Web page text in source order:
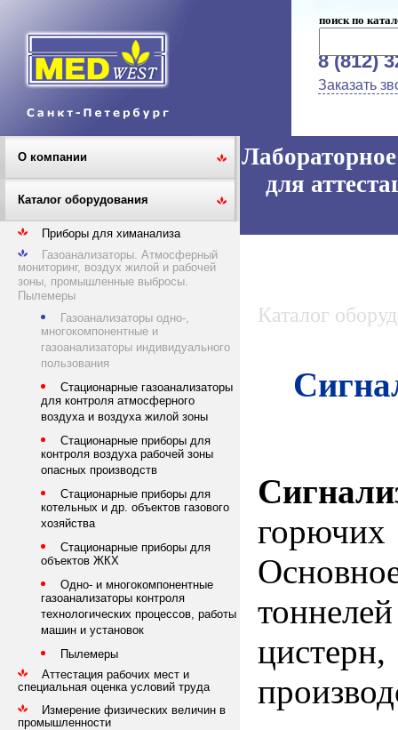
поиск по
8 (812)
Заказать
О компании
Каталог оборудования
Приборы для химанализа
Газоанализаторы. Атмосферный
мониторинг, воздух жилой и рабочей
зоны, промышленные выбросы.
Пылемеры
Газоанализаторы одно-,
многокомпонентные и
газоанализаторы индивидуального
пользования
Стационарные газоанализаторы
для контроля атмосферного
воздуха и воздуха жилой зоны
Стационарные приборы для
контроля воздуха рабочей зоны
опасных производств
Стационарные приборы для
котельных и др. объектов газового
хозяйства
Стационарные приборы для
объектов ЖКХ
Одно- и многокомпонентные
газоанализаторы контроля
технологических процессов, работы
машин и установок
Пылемеры
Аттестация рабочих мест и
специальная оценка условий труда
Измерение физических величин в
промышленности
для
Каталог